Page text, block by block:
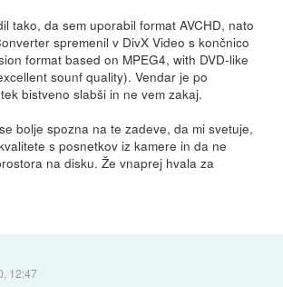
tako, da sem uporabil format AVCHD, nato
spremenil v DivX Video s končnico
format based on MPEG4, with DVD-like
sounf quality). Vendar je po
bistveno slabši in ne vem zakaj.
bolje spozna na te zadeve, da mi svetuje,
s posnetkov iz kamere in da ne
na disku. Že vnaprej hvala za
12:47